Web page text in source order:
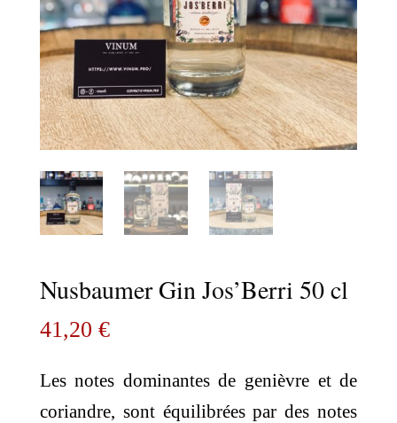
Nusbaumer Gin Jos’Berri 50 cl
41,20 €
Les notes dominantes de genièvre et de
coriandre, sont équilibrées par des notes